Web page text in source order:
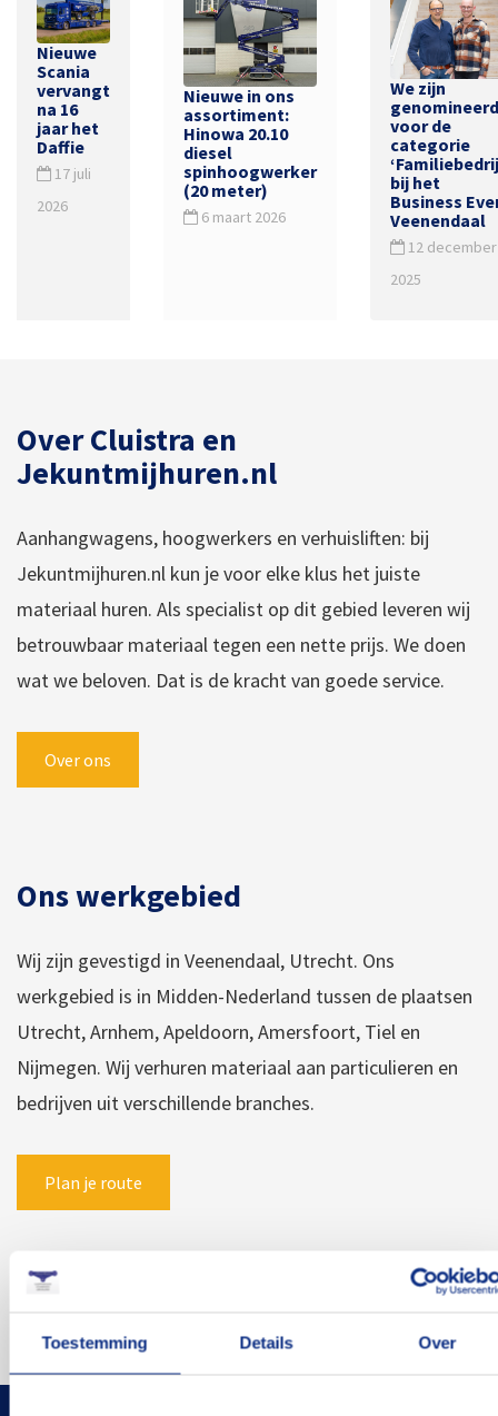
Toestemming Details Over
Nieuwe
Scania
vervangt
na 16
jaar het
Daffie
17 juli
2026
Nieuwe in ons
assortiment:
Hinowa 20.10
diesel
spinhoogwerker
(20 meter)
6 maart 2026
We zijn
genomineerd
voor de
categorie
bij het
Business
Veenendaal
12 december
2025
Over Cluistra en
Jekuntmijhuren.nl
Aanhangwagens, hoogwerkers en verhuisliften: bij
Jekuntmijhuren.nl kun je voor elke klus het juiste
materiaal huren. Als specialist op dit gebied leveren wij
betrouwbaar materiaal tegen een nette prijs. We doen
wat we beloven. Dat is de kracht van goede service.
Over ons
Ons werkgebied
Wij zijn gevestigd in Veenendaal, Utrecht. Ons
werkgebied is in Midden-Nederland tussen de plaatsen
Utrecht, Arnhem, Apeldoorn, Amersfoort, Tiel en
Nijmegen. Wij verhuren materiaal aan particulieren en
bedrijven uit verschillende branches.
Plan je route